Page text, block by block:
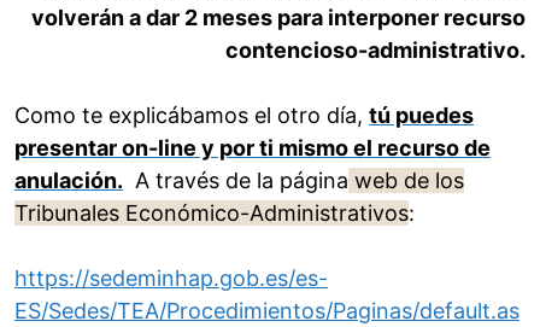
volverán a dar 2 meses para interponer recurso
contencioso-administrativo.
Como te explicábamos el otro día, tú puedes
presentar on-line y por ti mismo el recurso de
anulación. A través de la página web de los
Tribunales Económico-Administrativos:
https://sedeminhap.gob.es/es-
ES/Sedes/TEA/Procedimientos/Paginas/default.as